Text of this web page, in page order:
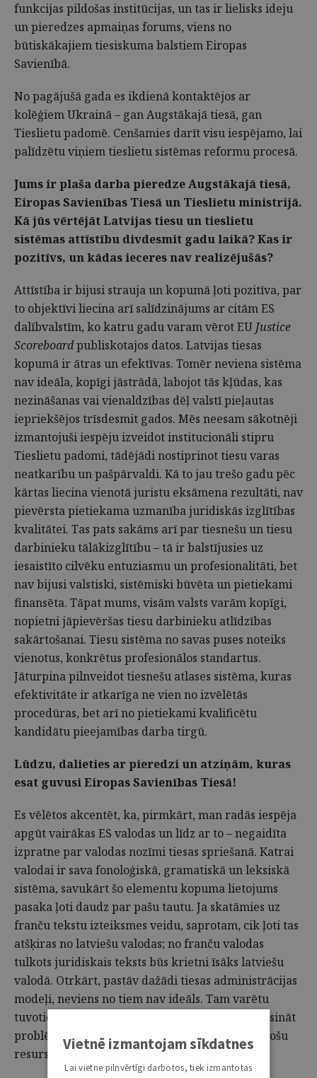
funkcijas pildošas institūcijas, un tas ir lielisks ideju
un pieredzes apmaiņas forums, viens no
būtiskākajiem tiesiskuma balstiem Eiropas
Savienībā.
No pagājušā gada es ikdienā kontaktējos ar
kolēģiem Ukrainā – gan Augstākajā tiesā, gan
Tieslietu padomē. Cenšamies darīt visu iespējamo, lai
palīdzētu viņiem tieslietu sistēmas reformu procesā.
Jums ir plaša darba pieredze Augstākajā tiesā,
Eiropas Savienības Tiesā un Tieslietu ministrijā.
Kā jūs vērtējāt Latvijas tiesu un tieslietu
sistēmas attīstību divdesmit gadu laikā? Kas ir
pozitīvs, un kādas ieceres nav realizējušās?
Attīstība ir bijusi strauja un kopumā ļoti pozitīva, par
to objektīvi liecina arī salīdzinājums ar citām ES
dalībvalstīm, ko katru gadu varam vērot EU Justice
Scoreboardpubliskotajos datos. Latvijas tiesas
kopumā ir ātras un efektīvas. Tomēr neviena sistēma
nav ideāla, kopīgi jāstrādā, labojot tās kļūdas, kas
nezināšanas vai vienaldzības dēļ valstī pieļautas
iepriekšējos trīsdesmit gados. Mēs neesam sākotnēji
izmantojuši iespēju izveidot institucionāli stipru
Tieslietu padomi, tādējādi nostiprinot tiesu varas
neatkarību un pašpārvaldi. Kā to jau trešo gadu pēc
kārtas liecina vienotā juristu eksāmena rezultāti, nav
pievērsta pietiekama uzmanība juridiskās izglītības
kvalitātei. Tas pats sakāms arī par tiesnešu un tiesu
darbinieku tālākizglītību – tā ir balstījusies uz
iesaistīto cilvēku entuziasmu un profesionalitāti, bet
nav bijusi valstiski, sistēmiski būvēta un pietiekami
finansēta. Tāpat mums, visām valsts varām kopīgi,
nopietni jāpievēršas tiesu darbinieku atlīdzības
sakārtošanai. Tiesu sistēma no savas puses noteiks
vienotus, konkrētus profesionālos standartus.
Jāturpina pilnveidot tiesnešu atlases sistēma, kuras
efektivitāte ir atkarīga ne vien no izvēlētās
procedūras, bet arī no pietiekami kvalificētu
kandidātu pieejamības darba tirgū.
Lūdzu, dalieties ar pieredzi un atziņām, kuras
esat guvusi Eiropas Savienības Tiesā!
Es vēlētos akcentēt, ka, pirmkārt, man radās iespēja
apgūt vairākas ES valodas un līdz ar to – negaidīta
izpratne par valodas nozīmi tiesas spriešanā. Katrai
valodai ir sava fonoloģiskā, gramatiskā un leksiskā
sistēma, savukārt šo elementu kopuma lietojums
pasaka ļoti daudz par pašu tautu. Ja skatāmies uz
franču tekstu izteiksmes veidu, saprotam, cik ļoti tas
atšķiras no latviešu valodas; no franču valodas
tulkots juridiskais teksts būs krietni īsāks latviešu
valodā. Otrkārt, pastāv dažādi tiesas administrācijas
modeļi, neviens no tiem nav ideāls. Tam varētu
tuvoties, apvienojot vēlmi un spēju redzēt un risināt
problēmas ar veicamajiem uzdevumiem atbilstošu
resursu pieejamību.
Vietnē izmantojam sīkdatnes
Lai vietne pilnvērtīgi darbotos, tiek izmantotas